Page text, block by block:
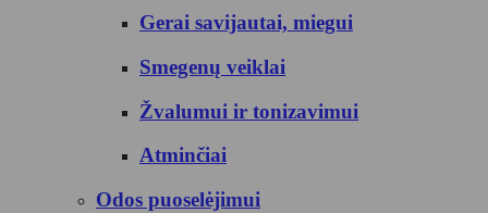
Gerai savijautai, miegui
Smegenų veiklai
Žvalumui ir tonizavimui
Atminčiai
Odos puoselėjimui